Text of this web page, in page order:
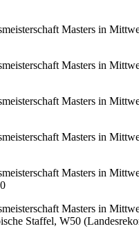
Masters in
Masters in
Masters in
Masters in
Masters in
Masters in
Staffel, W50